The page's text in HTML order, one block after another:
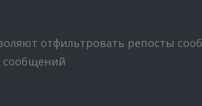
отфильтровать репосты
сообщений